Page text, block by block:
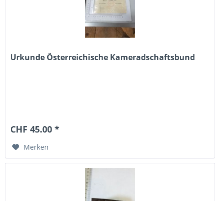
Urkunde Österreichische Kameradschaftsbund
CHF 45.00 *
Merken